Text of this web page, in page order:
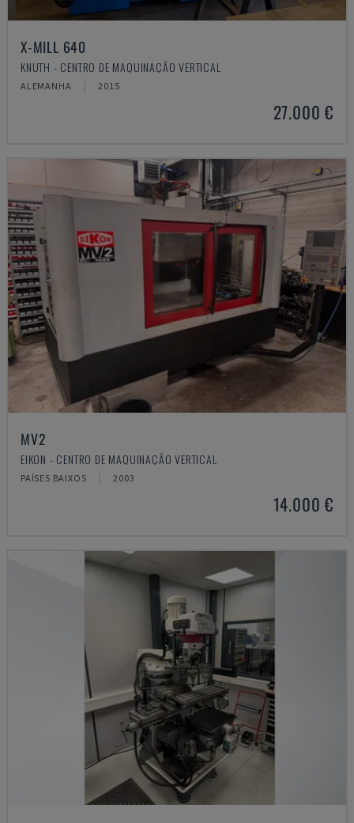
X-MILL 640
KNUTH - CENTRO DE MAQUINAÇÃO VERTICAL
ALEMANHA 2015
27.000 €
MV2
EIKON - CENTRO DE MAQUINAÇÃO VERTICAL
PAÍSES BAIXOS 2003
14.000 €